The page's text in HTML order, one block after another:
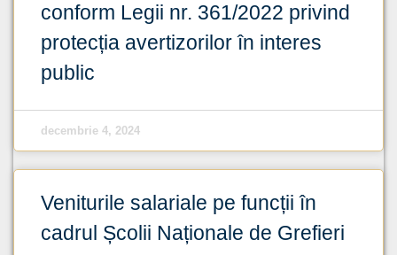
conform Legii nr. 361/2022 privind
protecția avertizorilor în interes
public
decembrie 4, 2024
Veniturile salariale pe funcții în
cadrul Școlii Naționale de Grefieri